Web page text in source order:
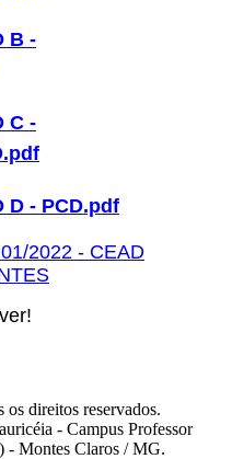
B -
C -
D - PCD.pdf
2022 - CEAD
direitos reservados.
- Campus Professor
- Montes Claros / MG.